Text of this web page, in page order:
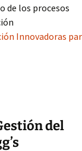
de los procesos
Innovadoras
del